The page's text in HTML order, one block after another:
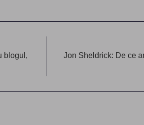
blogul,
Jon Sheldrick: De ce